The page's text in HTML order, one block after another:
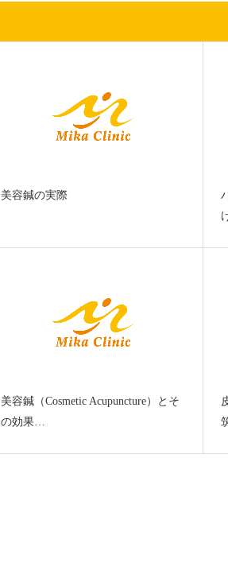
美容鍼の実際
美容鍼（Cosmetic Acupuncture）とそ
の効果…